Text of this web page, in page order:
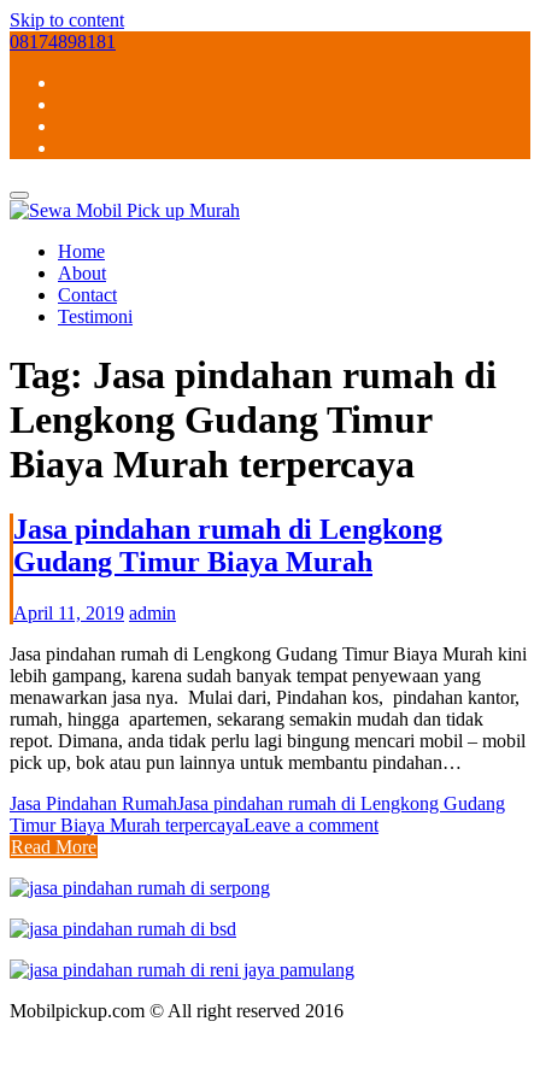
Skip to content
08174898181
Home
About
Contact
Testimoni
Tag: Jasa pindahan rumah di
Lengkong Gudang Timur
Biaya Murah terpercaya
Jasa pindahan rumah di Lengkong
Gudang Timur Biaya Murah
April 11, 2019 admin
Jasa pindahan rumah di Lengkong Gudang Timur Biaya Murah kini
lebih gampang, karena sudah banyak tempat penyewaan yang
menawarkan jasa nya. Mulai dari, Pindahan kos, pindahan kantor,
rumah, hingga apartemen, sekarang semakin mudah dan tidak
repot. Dimana, anda tidak perlu lagi bingung mencari mobil – mobil
pick up, bok atau pun lainnya untuk membantu pindahan…
Jasa Pindahan RumahJasa pindahan rumah di Lengkong Gudang
Timur Biaya Murah terpercayaLeave a comment
Read More
Mobilpickup.com © All right reserved 2016